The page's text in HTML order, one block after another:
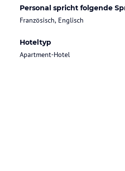
Personal spricht folgende
Französisch, Englisch
Hoteltyp
Apartment-Hotel